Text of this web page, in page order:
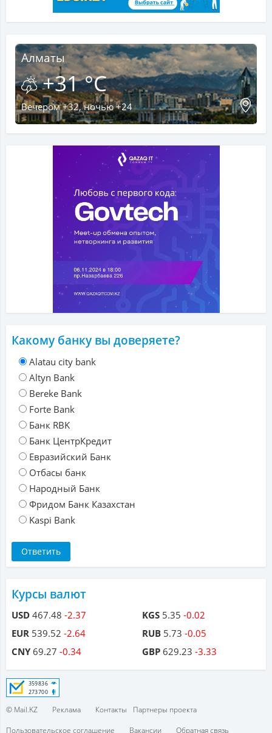
Алматы
+31 °C
Вечером +32, ночью +24
Какому банку вы доверяете?
Alatau city bank
Altyn Bank
Bereke Bank
Forte Bank
Банк RBK
Банк ЦентрКредит
Евразийский Банк
Отбасы банк
Народный Банк
Фридом Банк Казахстан
Kaspi Bank
Курсы валют
USD 467.48 -2.37
EUR 539.52 -2.64
CNY69.27 -0.34
KGS 5.35 -0.02
RUB 5.73 -0.05
GBP 629.23 -3.33
© Mail.KZ Реклама Контакты
Партнеры проекта
Пользовательское соглашение
Вакансии Обратная связь